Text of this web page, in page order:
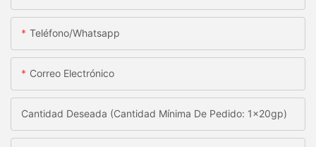
Teléfono/whatsapp
Correo Electrónico
Cantidad Deseada (Cantidad Mínima De Pedido: 1x20gp)